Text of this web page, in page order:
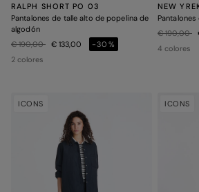
RALPH SHORT PO 03
Pantalones de talle alto de popelina de
algodón
Precio rebajado de
€ 190,00a € 133,00
-30%
2 colores
NEW
Precio
€ 190,00a
4 colores
ICONS ICONS